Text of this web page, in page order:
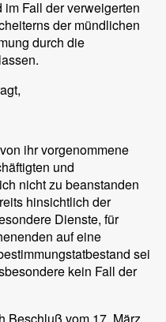
Fall der verweigerten
der mündlichen
durch die
ihr vorgenommene
und
nicht zu beanstanden
hinsichtlich der
Dienste, für
auf eine
sei
kein Fall der